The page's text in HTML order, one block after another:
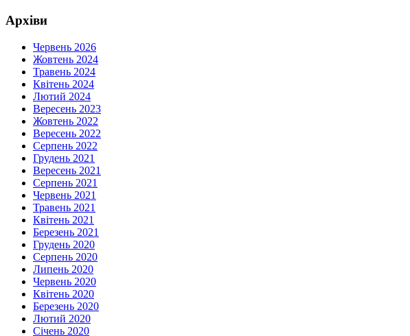
Архіви
Червень 2026
Жовтень 2024
Травень 2024
Квітень 2024
Лютий 2024
Вересень 2023
Жовтень 2022
Вересень 2022
Серпень 2022
Грудень 2021
Вересень 2021
Серпень 2021
Червень 2021
Травень 2021
Квітень 2021
Березень 2021
Грудень 2020
Серпень 2020
Липень 2020
Червень 2020
Квітень 2020
Березень 2020
Лютий 2020
Січень 2020